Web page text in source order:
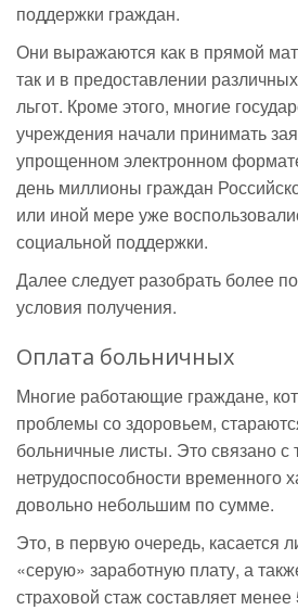
поддержки граждан.
Они выражаются как в прямой
так и в предоставлении
льгот. Кроме этого, многие
учреждения начали принимать
упрощенном электронном
день миллионы граждан
или иной мере уже
социальной поддержки.
Далее следует разобрать более
условия получения.
Оплата больничных
Многие работающие граждане,
проблемы со здоровьем,
больничные листы. Это связано с
нетрудоспособности временного
довольно небольшим по сумме.
Это, в первую очередь, касается
«серую» заработную плату, а
страховой стаж составляет